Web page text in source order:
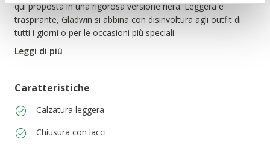
qui proposta in una rigorosa versione nera. Leggera e
traspirante, Gladwin si abbina con disinvoltura agli outfit di
tutti i giorni o per le occasioni più speciali.
CODICE PRODOTTO:
Leggi di più
Caratteristiche
Calzatura leggera
Chiusura con lacci